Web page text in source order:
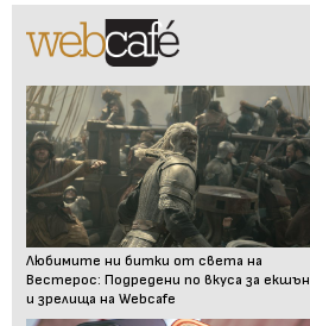
Любимите ни битки от света на
Вестерос: Подредени по вкуса за екшън
и зрелища на Webcafe